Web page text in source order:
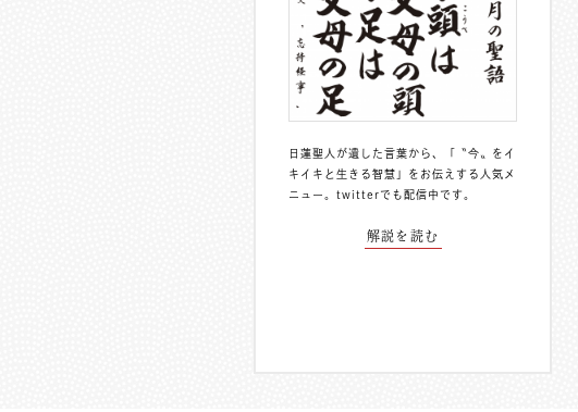
日蓮聖人が遺した言葉から、「〝今〟をイ
キイキと生きる智慧」をお伝えする人気メ
ニュー。 twitterでも配信中 です。
解説を読む